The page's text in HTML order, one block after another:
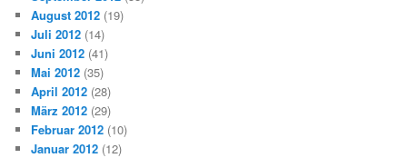
August 2012 (19)
Juli 2012 (14)
Juni 2012 (41)
Mai 2012 (35)
April 2012 (28)
März 2012 (29)
Februar 2012 (10)
Januar 2012 (12)